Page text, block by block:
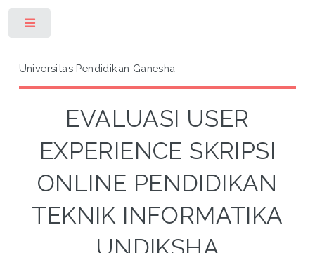
Universitas Pendidikan Ganesha
EVALUASI USER
EXPERIENCE SKRIPSI
ONLINE PENDIDIKAN
TEKNIK INFORMATIKA